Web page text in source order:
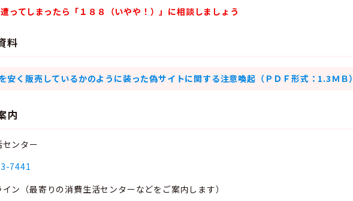
ってしまったら「１８８（いやや！）」に相談しましょう
料
安く販売しているかのように装った偽サイトに関する注意喚起（ＰＤＦ形式：1.3ＭＢ）
内
ンター
7441
ン（最寄りの消費生活センターなどをご案内します）